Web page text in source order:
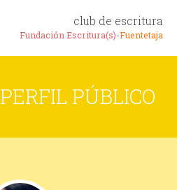
club de escritura
Fundación Escritura(s)-Fuentetaja
PERFIL PÚBLICO